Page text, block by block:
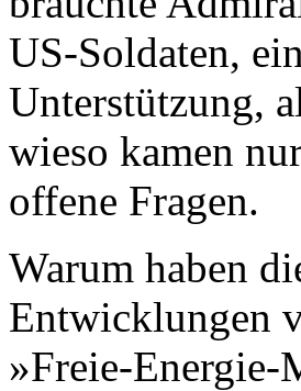
US-Soldaten,
Unterstützung,
wieso kamen
offene Fragen.
Warum haben
Entwicklungen
»Freie-Energie-